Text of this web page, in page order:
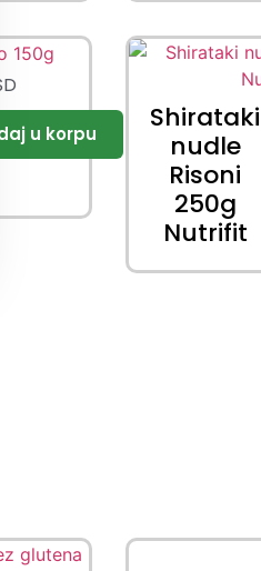
Shirataki
nudle
Risoni
250g
Nutrifit